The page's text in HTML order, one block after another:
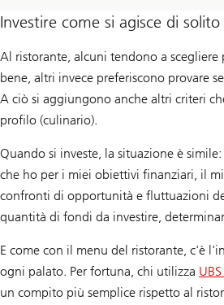
Investire come si agisce di solito
Al ristorante, alcuni tendono a scegliere
bene, altri invece preferiscono provare
A ciò si aggiungono anche altri criteri
profilo (culinario).
Quando si investe, la situazione è
che ho per i miei obiettivi finanziari, il
confronti di opportunità e fluttuazioni
quantità di fondi da investire,
E come con il menu del ristorante, c'è
ogni palato. Per fortuna, chi utilizza
un compito più semplice rispetto al